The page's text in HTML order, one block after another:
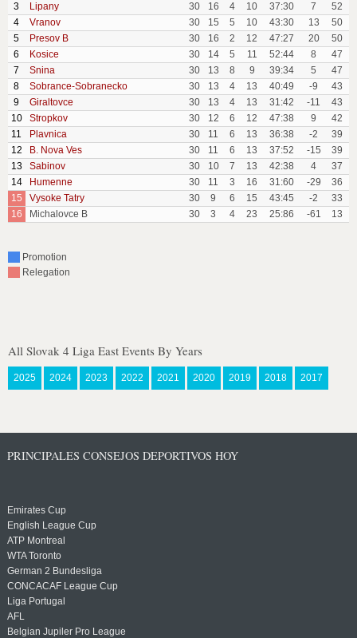
3
Lipany 30 16 4 10 37:30 7
52
4
Vranov 30 15 5 10 43:30 13
50
5
Presov B 30 16 2 12 47:27 20
50
6
Kosice 30 14 5 11 52:44 8
47
7
Snina 30 13 8 9 39:34 5
47
8
Sobrance-Sobranecko 30 13 4 13 40:49 -9
43
9
Giraltovce 30 13 4 13 31:42 -11
43
10
Stropkov 30 12 6 12 47:38 9
42
11
Plavnica 30 11 6 13 36:38 -2
39
12
B. Nova Ves 30 11 6 13 37:52 -15
39
13
Sabinov 30 10 7 13 42:38 4
37
14
Humenne 30 11 3 16 31:60 -29
36
15
Vysoke Tatry 30 9 6 15 43:45 -2
33
16
Michalovce B 30 3 4 23 25:86 -61 13
Promotion
Relegation
All Slovak 4 Liga East Events By Years
2025 2024 2023 2022 2021 2020 2019 2018 2017
PRINCIPALES CONSEJOS DEPORTIVOS HOY
Emirates Cup
English League Cup
ATP Montreal
WTA Toronto
German 2 Bundesliga
CONCACAF League Cup
Liga Portugal
AFL
Belgian Jupiler Pro League